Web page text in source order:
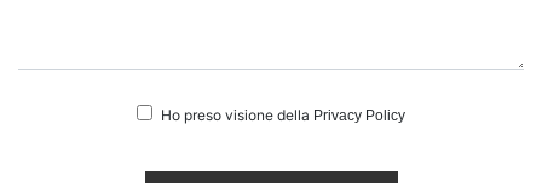
Ho preso visione della Privacy Policy